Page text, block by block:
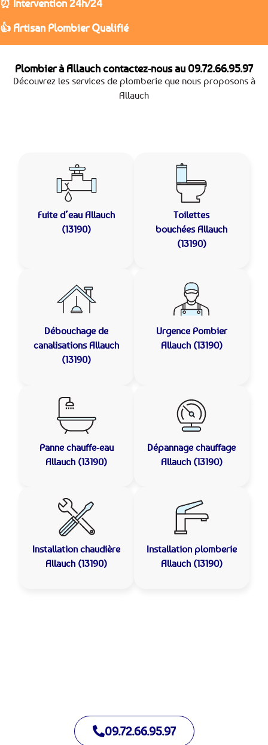
⏰ Intervention 24h/24
👍 Artisan Plombier Qualifié
Plombier à Allauch contactez-nous au 09.72.66.95.97
Découvrez les services de plomberie que nous proposons à
Allauch
Fuite d’eau Allauch
(13190)
Toilettes
bouchées Allauch
(13190)
Débouchage de
canalisations Allauch
(13190)
Urgence Pombier
Allauch (13190)
Panne chauffe-eau
Allauch (13190)
Dépannage chauffage
Allauch (13190)
Installation chaudière
Allauch (13190)
Installation plomberie
Allauch (13190)
09.72.66.95.97